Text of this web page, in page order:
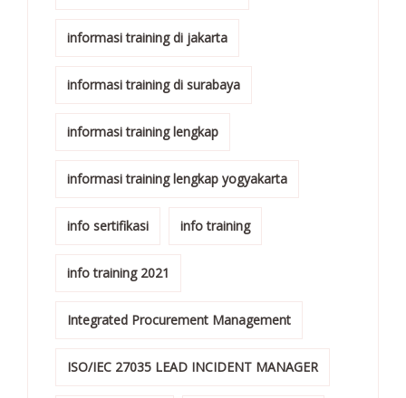
informasi training di jakarta
informasi training di surabaya
informasi training lengkap
informasi training lengkap yogyakarta
info sertifikasi info training
info training 2021
Integrated Procurement Management
ISO/IEC 27035 LEAD INCIDENT MANAGER